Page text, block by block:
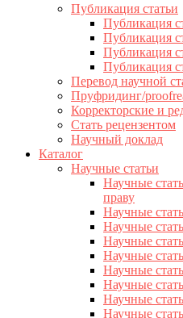
Публикация статьи
Публикация
Публикация
Публикация
Публикация
Перевод научной
Пруфридинг/
Корректорские и
Стать рецензентом
Научный доклад
Каталог
Научные статьи
Научные
праву
Научные
Научные
Научные
Научные
Научные
Научные
Научные
Научные